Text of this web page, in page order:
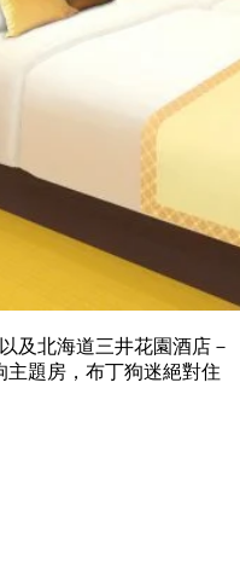
及北海道三井花園酒店－
主題房，布丁狗迷絕對住